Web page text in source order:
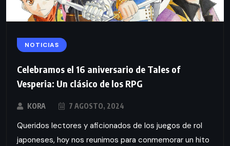
NOTICIAS
Celebramos el 16 aniversario de Tales of
Vesperia: Un clásico de los RPG
KORA 7 AGOSTO, 2024
Queridos lectores y aficionados de los juegos de rol
japoneses, hoy nos reunimos para conmemorar un hito